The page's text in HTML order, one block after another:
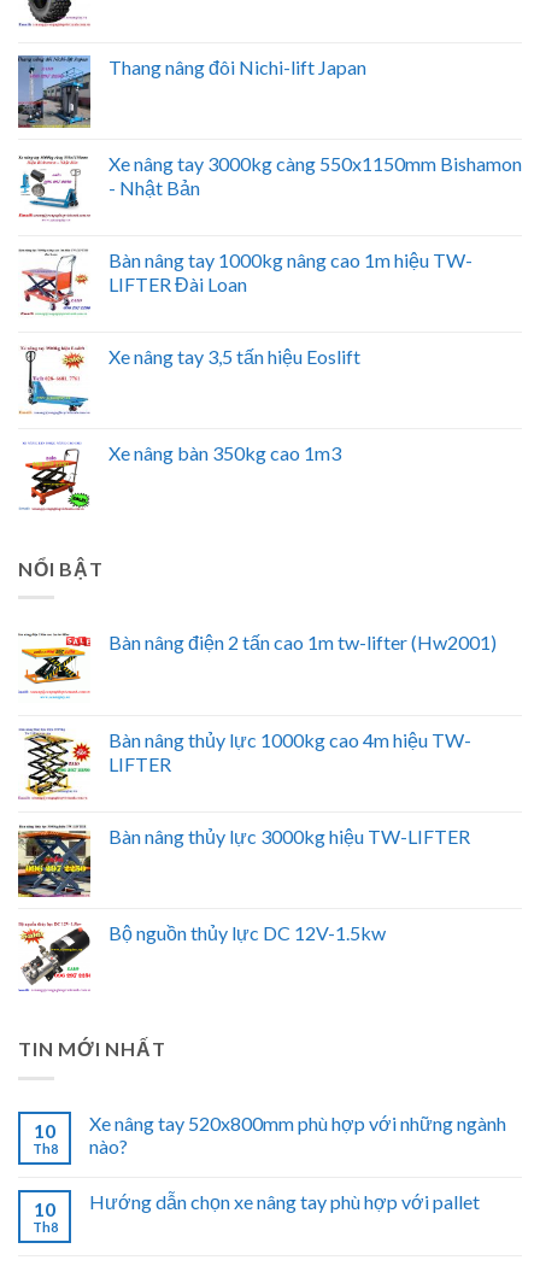
Thang nâng đôi Nichi-lift Japan
Xe nâng tay 3000kg càng 550x1150mm Bishamon
- Nhật Bản
Bàn nâng tay 1000kg nâng cao 1m hiệu TW-
LIFTER Đài Loan
Xe nâng tay 3,5 tấn hiệu Eoslift
Xe nâng bàn 350kg cao 1m3
NỔI BẬT
Bàn nâng điện 2 tấn cao 1m tw-lifter (Hw2001)
Bàn nâng thủy lực 1000kg cao 4m hiệu TW-
LIFTER
Bàn nâng thủy lực 3000kg hiệu TW-LIFTER
Bộ nguồn thủy lực DC 12V-1.5kw
TIN MỚI NHẤT
10
Th8
Xe nâng tay 520x800mm phù hợp với những ngành
nào?
10
Th8
Hướng dẫn chọn xe nâng tay phù hợp với pallet